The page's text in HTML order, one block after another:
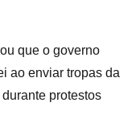
que o governo
ao enviar tropas da
protestos